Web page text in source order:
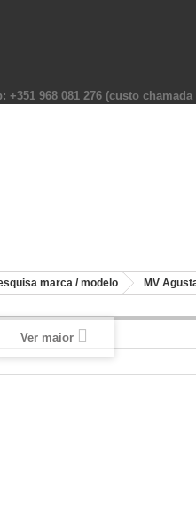
+351 968 081 276 (custo
marca / modelo MV
Ver maior